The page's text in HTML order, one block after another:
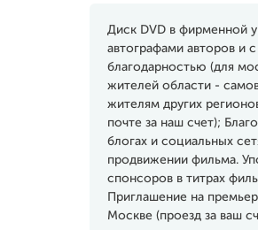
Диск DVD в фирменной
автографами авторов и с
благодарностью (для
жителей области -
жителям других
почте за наш счет);
блогах и социальных
продвижении фильма.
спонсоров в титрах
Приглашение на
Москве (проезд за ваш